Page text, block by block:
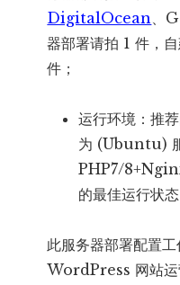
DigitalOcean、
器部署请拍 1 件，
件；
运行环境：推
为 (Ubuntu)
PHP7/
的最佳运行状态
此服务器部署配置
WordPress 网站运